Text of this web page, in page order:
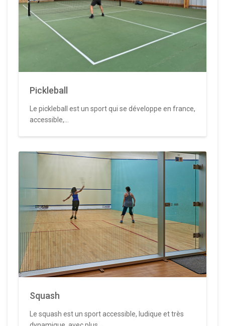
Pickleball
Le pickleball est un sport qui se développe en france,
accessible,...
Squash
Le squash est un sport accessible, ludique et très